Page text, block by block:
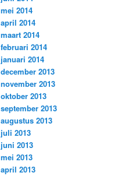
mei 2014
april 2014
maart 2014
februari 2014
januari 2014
december 2013
november 2013
oktober 2013
september 2013
augustus 2013
juli 2013
juni 2013
mei 2013
april 2013